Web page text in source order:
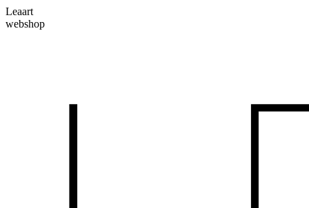
Skip
to
Leaart
webshop